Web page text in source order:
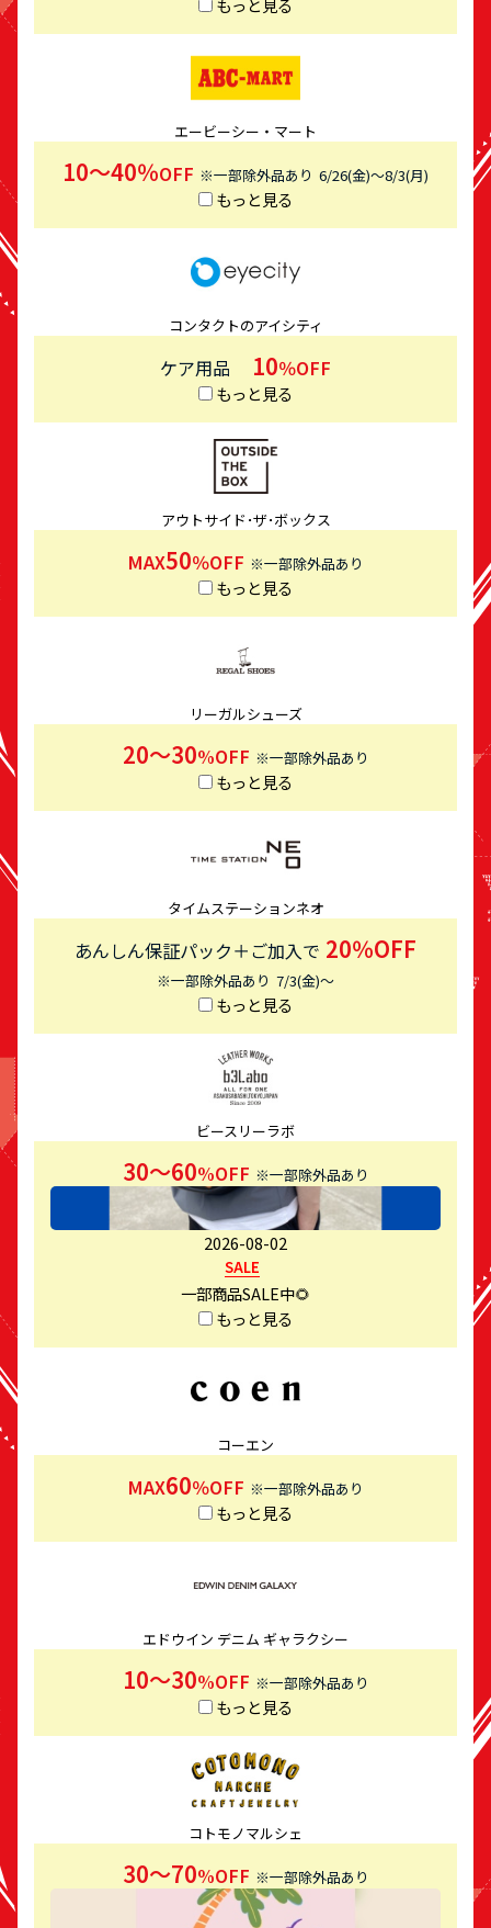
もっと見る
エービーシー・マート
10～40％OFF ※一部除外品あり 6/26(金)～8/3(月)
もっと見る
コンタクトのアイシティ
ケア用品 10％OFF
もっと見る
アウトサイド･ザ･ボックス
MAX50％OFF ※一部除外品あり
もっと見る
リーガルシューズ
20～30%OFF ※一部除外品あり
もっと見る
タイムステーションネオ
あんしん保証パック＋ご加入で 20％OFF
※一部除外品あり 7/3(金)～
もっと見る
ビースリーラボ
30〜60%OFF ※一部除外品あり
2026-08-02
SALE
一部商品SALE中🌻
もっと見る
コーエン
MAX60％OFF ※一部除外品あり
もっと見る
エドウイン デニム ギャラクシー
10～30%OFF ※一部除外品あり
もっと見る
コトモノマルシェ
30～70%OFF ※一部除外品あり